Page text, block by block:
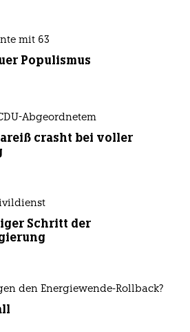
mit 63
Populismus
Abgeordnetem
crasht bei voller
Schritt der
den Energiewende-Rollback?